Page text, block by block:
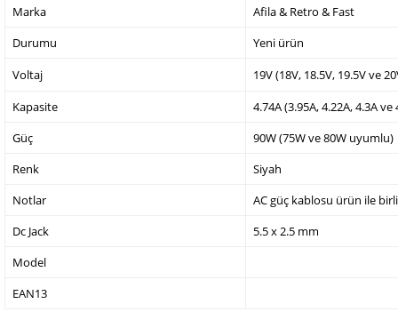
Marka
Afila & Retro & Fast
Durumu
Yeni ürün
Voltaj
19V (18V, 18.5V, 19.5V ve
Kapasite
4.74A (3.95A, 4.22A, 4.3A
Güç
90W (75W ve 80W uyumlu)
Renk
Siyah
Notlar
AC güç kablosu ürün ile
Dc Jack
5.5 x 2.5 mm
Model
EAN13